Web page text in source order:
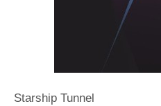
Starship Tunnel